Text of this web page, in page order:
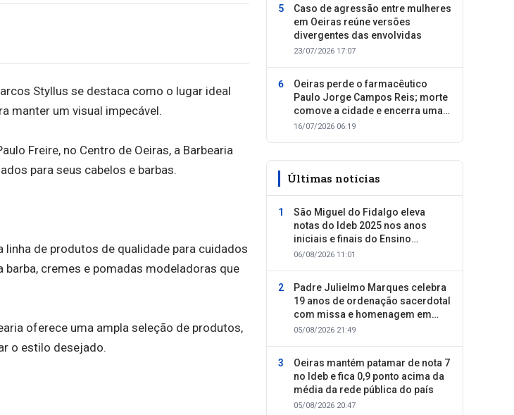
Styllus se destaca como o lugar ideal
manter um visual impecável.
Freire, no Centro de Oeiras, a Barbearia
para seus cabelos e barbas.
linha de produtos de qualidade para cuidados
cremes e pomadas modeladoras que
oferece uma ampla seleção de produtos,
o estilo desejado.
Caso de agressão entre mulheres
em Oeiras reúne versões
divergentes das envolvidas
23/07/2026 17:07
Oeiras perde o farmacêutico
Paulo Jorge Campos Reis; morte
comove a cidade e encerra uma
trajetória dedicada ao cuidado
16/07/2026 06:19
Últimas notícias
São Miguel do Fidalgo eleva
notas do Ideb 2025 nos anos
iniciais e finais do Ensino
Fundamental
06/08/2026 11:01
Padre Julielmo Marques celebra
19 anos de ordenação sacerdotal
com missa e homenagem em
Colônia do Piauí
05/08/2026 21:49
Oeiras mantém patamar de nota 7
no Ideb e fica 0,9 ponto acima da
média da rede pública do país
05/08/2026 20:47